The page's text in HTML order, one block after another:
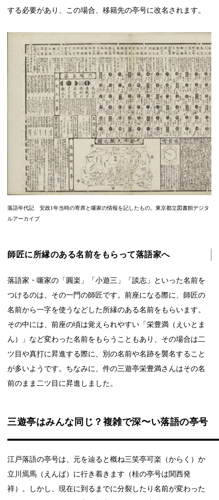
する必要があり、この場合、移籍先の亭号に改名されます。
落語年代記 安政1年当時の寄席と噺家の情報を記したもの。東京都立図書館デジタ
ルアーカイブ
師匠に所縁のある名前をもらって落語家へ
落語家・噺家の「圓楽」「小遊三」「談志」といった名前を
つけるのは、その一門の師匠です。前座になる際に、師匠の
名前から一字を使うなどした所縁のある名前をもらいます。
その中には、前座の頃は覚えられやすい「栄豊満（えいとま
ん）」など変わった名前をもらうこともあり、その場合は二
ツ目や真打に昇進する際に、別の名前や名跡を襲名すること
が多いようです。ちなみに、件の三遊亭栄豊満さんはその名
前のまま二ツ目に昇進しました。
三遊亭はみんな同じ？複雑で深〜い落語の亭号
江戸落語の亭号は、元を辿ると概ね三笑亭可楽（からく）か
立川焉馬（えんば）に行き着きます（桂の亭号は関西発
祥）。しかし、現在に到るまでに分裂したり名前が変わった